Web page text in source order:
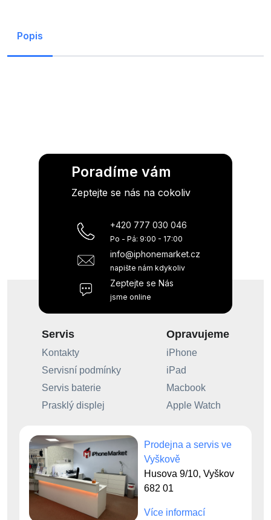
Popis
Poradíme vám
Zeptejte se nás na cokoliv
+420 777 030 046
Po - Pá: 9:00 - 17:00
info@iphonemarket.cz
napište nám kdykoliv
Zeptejte se Nás
jsme online
Servis
Kontakty
Servisní podmínky
Servis baterie
Prasklý displej
Opravujeme
iPhone
iPad
Macbook
Apple Watch
Prodejna a servis ve
Vyškově
Husova 9/10, Vyškov
682 01
Více informací